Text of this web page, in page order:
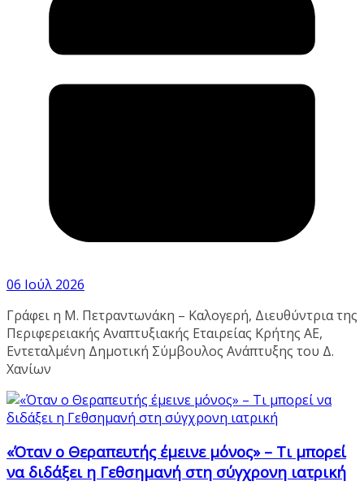
06 Ιούλ 2026
Γράφει η Μ. Πετραντωνάκη – Καλογερή, Διευθύντρια της
Περιφερειακής Αναπτυξιακής Εταιρείας Κρήτης ΑΕ,
Εντεταλμένη Δημοτική Σύμβουλος Ανάπτυξης του Δ.
Χανίων
«Όταν ο Θεραπευτής έμεινε μόνος» – Τι μπορεί
να διδάξει η Γεθσημανή στη σύγχρονη ιατρική